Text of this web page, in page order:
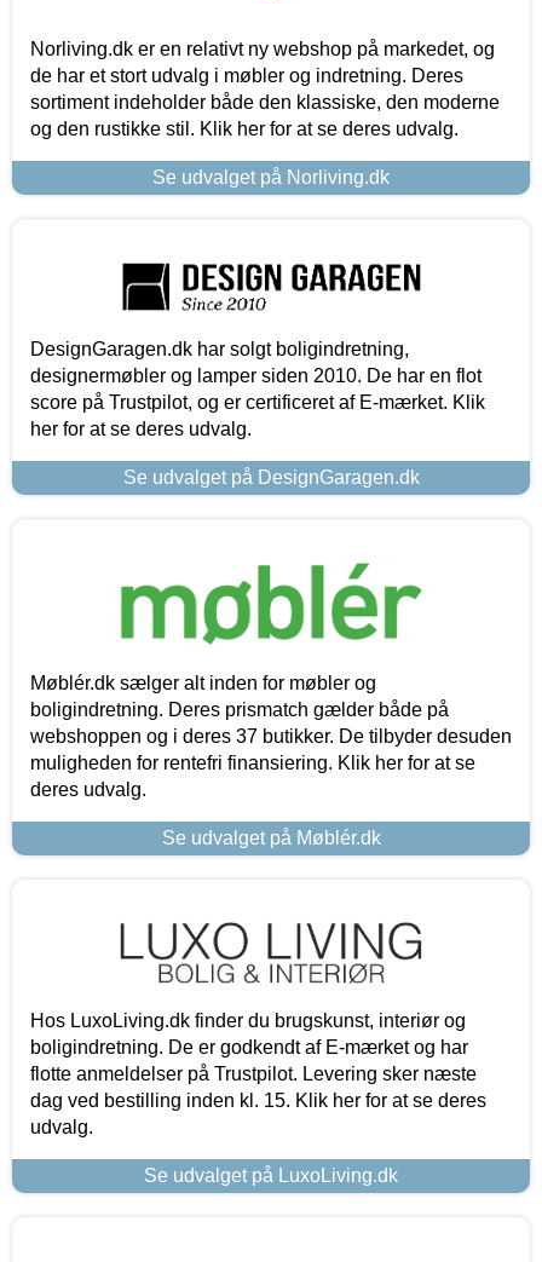
Norliving.dk er en relativt ny webshop på markedet, og
de har et stort udvalg i møbler og indretning. Deres
sortiment indeholder både den klassiske, den moderne
og den rustikke stil. Klik her for at se deres udvalg.
Se udvalget på Norliving.dk
DesignGaragen.dk har solgt boligindretning,
designermøbler og lamper siden 2010. De har en flot
score på Trustpilot, og er certificeret af E-mærket. Klik
her for at se deres udvalg.
Se udvalget på DesignGaragen.dk
Møblér.dk sælger alt inden for møbler og
boligindretning. Deres prismatch gælder både på
webshoppen og i deres 37 butikker. De tilbyder desuden
muligheden for rentefri finansiering. Klik her for at se
deres udvalg.
Se udvalget på Møblér.dk
Hos LuxoLiving.dk finder du brugskunst, interiør og
boligindretning. De er godkendt af E-mærket og har
flotte anmeldelser på Trustpilot. Levering sker næste
dag ved bestilling inden kl. 15. Klik her for at se deres
udvalg.
Se udvalget på LuxoLiving.dk